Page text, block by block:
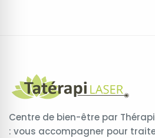
Centre de bien-être par
: vous accompagner pour